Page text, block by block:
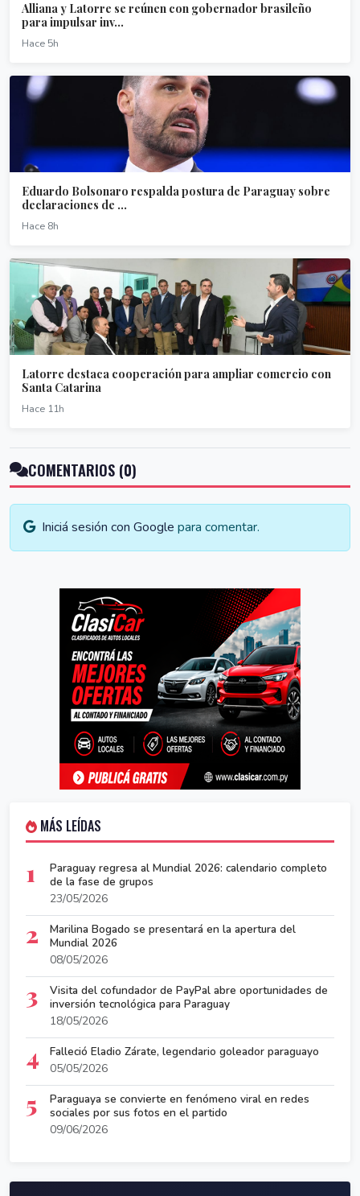
Alliana y Latorre se reúnen con gobernador brasileño
para impulsar inv...
Hace 5h
Eduardo Bolsonaro respalda postura de Paraguay sobre
declaraciones de ...
Hace 8h
Latorre destaca cooperación para ampliar comercio con
Santa Catarina
Hace 11h
COMENTARIOS (0)
Iniciá sesión con Google para comentar.
MÁS LEÍDAS
1
Paraguay regresa al Mundial 2026: calendario completo
de la fase de grupos
23/05/2026
2
Marilina Bogado se presentará en la apertura del
Mundial 2026
08/05/2026
3
Visita del cofundador de PayPal abre oportunidades de
inversión tecnológica para Paraguay
18/05/2026
4
Falleció Eladio Zárate, legendario goleador paraguayo
05/05/2026
5
Paraguaya se convierte en fenómeno viral en redes
sociales por sus fotos en el partido
09/06/2026